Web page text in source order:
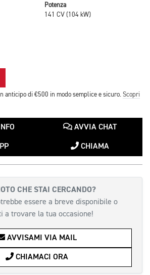
Potenza
141 CV (104 kW)
anticipo di €500 in modo semplice e sicuro. Scopri
AVVIA CHAT
CHIAMA
CHE STAI CERCANDO?
essere a breve disponibile o
a trovare la tua occasione!
AVVISAMI VIA MAIL
CHIAMACI ORA